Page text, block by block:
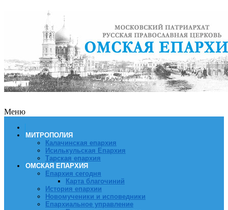
Меню
МИТРОПОЛИЯ
Калачинская епархия
Исилькульская Епархия
Тарская епархия
ОМСКАЯ ЕПАРХИЯ
Епархия сегодня
Карта благочиний
История епархии
Новомученики и исповедники
Епархиальное управление